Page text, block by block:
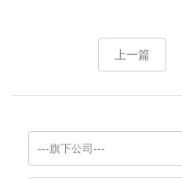
上一篇
---旗下公司---